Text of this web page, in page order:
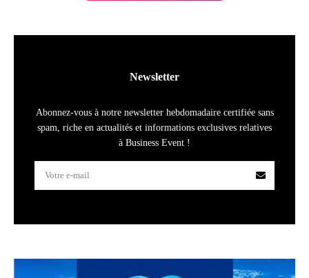
Newsletter
Abonnez-vous à notre newsletter hebdomadaire certifiée sans
spam, riche en actualités et informations exclusives relatives
à Business Event !